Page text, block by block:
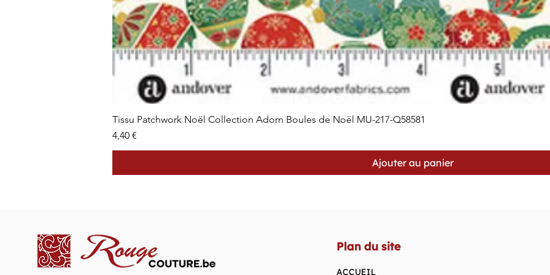
Aperçu rapide
Tissu Patchwork Noël Collection Adorn Boules de Noël MU-217-Q58581
Prix
4,40 €
Ajouter au panier
Plan du site
ACCUEIL